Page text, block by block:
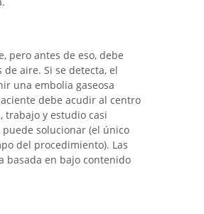
pero antes de eso, debe
aire. Si se detecta, el
una embolia gaseosa
debe acudir al centro
trabajo y estudio casi
solucionar (el único
del procedimiento). Las
basada en bajo contenido